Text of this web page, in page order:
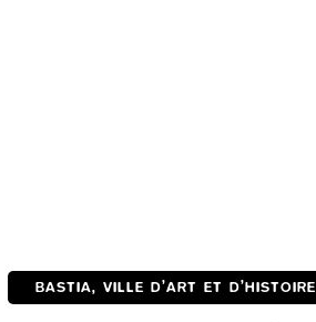
BASTIA, VILLE D’ART ET D’HISTOIRE